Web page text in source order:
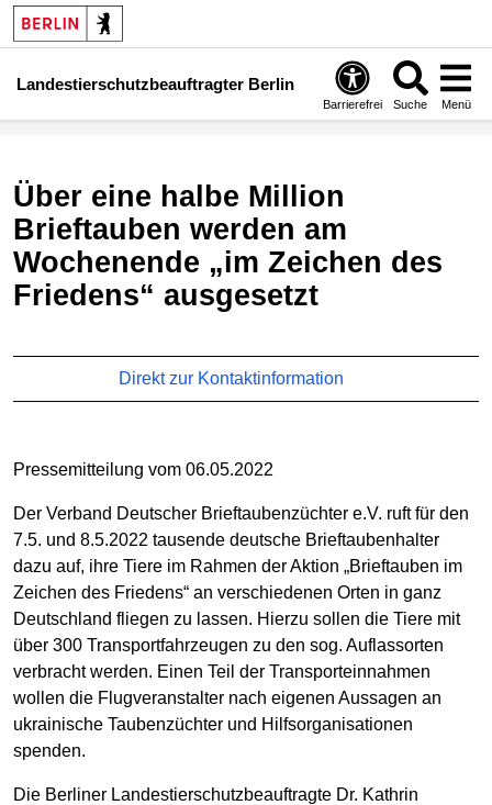
Landestierschutzbeauftragter Berlin
Barrierefrei Suche Menü
Über eine halbe Million
Brieftauben werden am
Wochenende „im Zeichen des
Friedens“ ausgesetzt
Direkt zur Kontaktinformation
Pressemitteilung vom 06.05.2022
Der Verband Deutscher Brieftaubenzüchter e.V. ruft für den
7.5. und 8.5.2022 tausende deutsche Brieftaubenhalter
dazu auf, ihre Tiere im Rahmen der Aktion „Brieftauben im
Zeichen des Friedens“ an verschiedenen Orten in ganz
Deutschland fliegen zu lassen. Hierzu sollen die Tiere mit
über 300 Transportfahrzeugen zu den sog. Auflassorten
verbracht werden. Einen Teil der Transporteinnahmen
wollen die Flugveranstalter nach eigenen Aussagen an
ukrainische Taubenzüchter und Hilfsorganisationen
spenden.
Die Berliner Landestierschutzbeauftragte Dr. Kathrin